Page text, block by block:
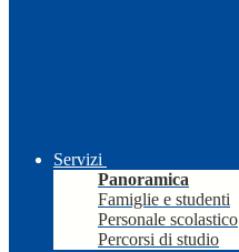
Servizi
Panoramica
Famiglie e studenti
Personale scolastico
Percorsi di studio